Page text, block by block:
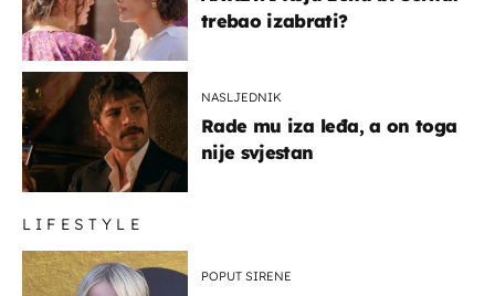
trebao izabrati?
NASLJEDNIK
Rade mu iza leđa, a on toga
nije svjestan
LIFESTYLE
POPUT SIRENE